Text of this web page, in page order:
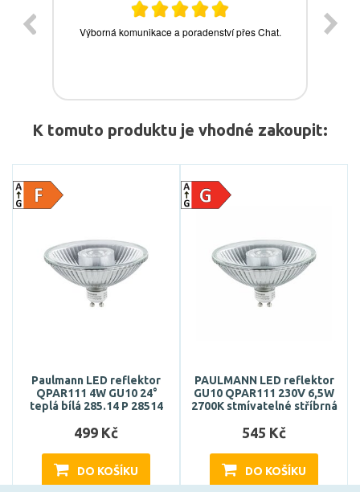
K tomuto produktu je vhodné zakoupit:
Paulmann LED reflektor
QPAR111 4W GU10 24°
teplá bílá 285.14 P 28514
499 Kč
DO KOŠÍKU
PAULMANN LED reflektor
GU10 QPAR111 230V 6,5W
2700K stmívatelné stříbrná
545 Kč
DO KOŠÍKU